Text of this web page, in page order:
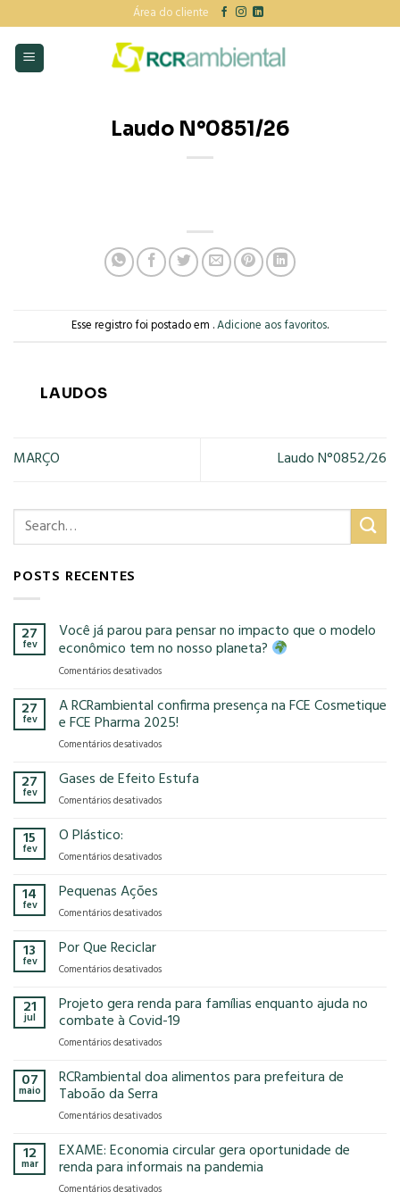
to
content
Área do cliente
Laudo N°0851/26
Esse registro foi postado em .Adicione aos favoritos.
LAUDOS
MARÇO Laudo N°0852/26
POSTS RECENTES
27
fev
Você já parou para pensar no impacto que o modelo
econômico tem no nosso planeta?
Comentários desativadosem
já
parou
para
pensar
impacto
o
tem
27
fev
A RCRambiental confirma presença na FCE Cosmetique
e FCE Pharma 2025!
Comentários desativadosem
RCRambiental
presença
e
2025!
27
fev
Gases de Efeito Estufa
Comentários desativadosem
Estufa
15
fev
O Plástico:
Comentários desativadosem
14
fev
Pequenas Ações
Comentários desativadosem
13
fev
Por Que Reciclar
Comentários desativadosem
Que
Reciclar
21
jul
Projeto gera renda para famílias enquanto ajuda no
combate à Covid-19
Comentários desativadosem
gera
famílias
ajuda
no
à
07
maio
RCRambiental doa alimentos para prefeitura de
Taboão da Serra
Comentários desativadosem
doa
alimentos
para
prefeitura
12
mar
EXAME: Economia circular gera oportunidade de
renda para informais na pandemia
Comentários desativadosem